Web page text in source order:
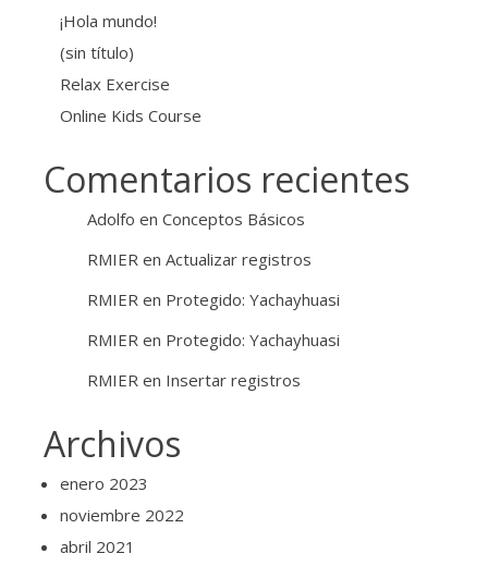
¡Hola mundo!
(sin título)
Relax Exercise
Online Kids Course
Comentarios recientes
Adolfo en Conceptos Básicos
RMIER en Actualizar registros
RMIER en Protegido: Yachayhuasi
RMIER en Protegido: Yachayhuasi
RMIER en Insertar registros
Archivos
enero 2023
noviembre 2022
abril 2021